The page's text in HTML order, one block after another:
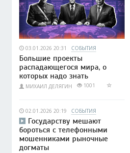
03.01.2026 20:31 СОБЫТИЯ
Большие проекты
распадающегося мира, о
которых надо знать
МИХАИЛ ДЕЛЯГИН 1001
02.01.2026 20:19 СОБЫТИЯ
Государству мешают
бороться с телефонными
мошенниками рыночные
догматы